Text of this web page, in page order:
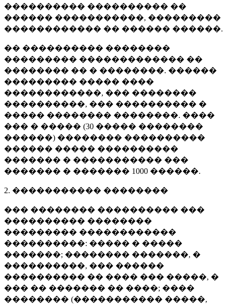
���������� ���������� ��
������ �����������, ���������
������������ �� ������ ������.
�� ���������� ��������
��������� ������������� ��
�������� �� � ��������. ������
��������� ����� ����
������������, ��� ��������
����������, ��� ���������� �
����� �������� ��������. ����
��� � ����� (30 ����� ��������
������) �������� ����������
������ ����� ����������
������� � ����������� ���
������� � ������� 1000 ������.
2. ����������� ��������
��� �������� ���������� ���
���������� ��������
��������� ������������
����������: ����� � �����
�������; �������� �������, �
����������, ��� ������
���������� �� ���� ��� �����, �
��� �� ������� �� ����; ����
�������� (����������� �����,